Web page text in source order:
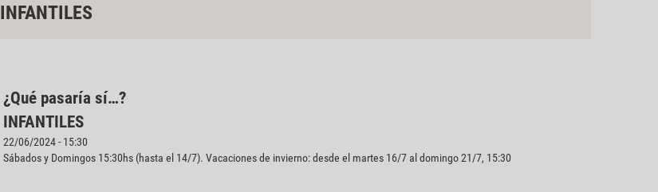
INFANTILES
¿Qué pasaría sí…?
INFANTILES
22/06/2024 - 15:30
Sábados y Domingos 15:30hs (hasta el 14/7). Vacaciones de invierno: desde el martes 16/7 al domingo 21/7, 15:30